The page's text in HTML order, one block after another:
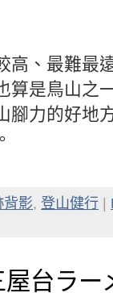
高、最難最
算是鳥山之
腳力的好地
背影, 登山健行
台ラー